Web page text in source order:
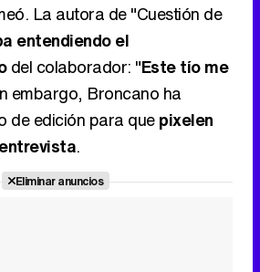
La autora de "Cuestión de
entendiendo el
del colaborador: "Este tío me
embargo, Broncano ha
de edición para quepixelen
.
Eliminar anuncios